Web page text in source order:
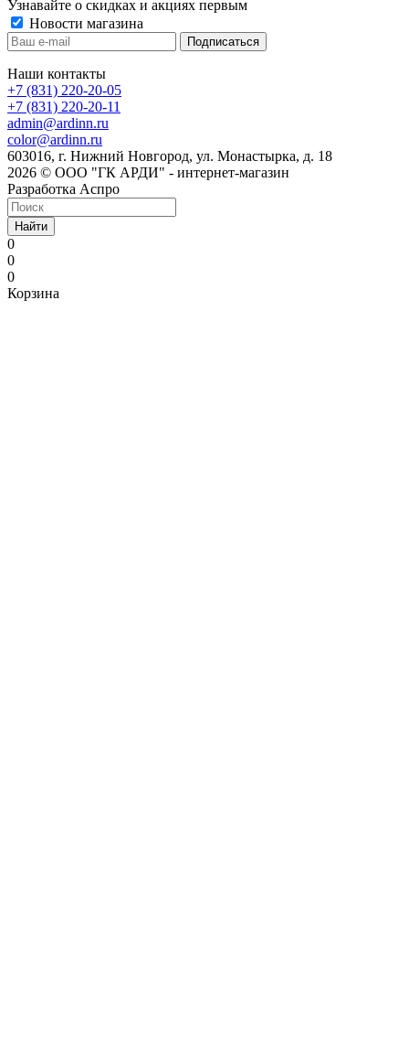
Узнавайте о скидках и акциях первым
Новости магазина
Наши контакты
+7 (831) 220-20-05
+7 (831) 220-20-11
admin@ardinn.ru
color@ardinn.ru
603016, г. Нижний Новгород, ул. Монастырка, д. 18
2026 © ООО "ГК АРДИ" - интернет-магазин
Разработка Аспро
Найти
0
0
0
Корзина